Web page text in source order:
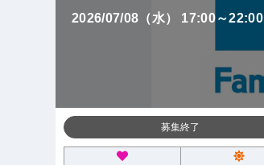
2026/07/08（水） 17:00～22:00
募集終了